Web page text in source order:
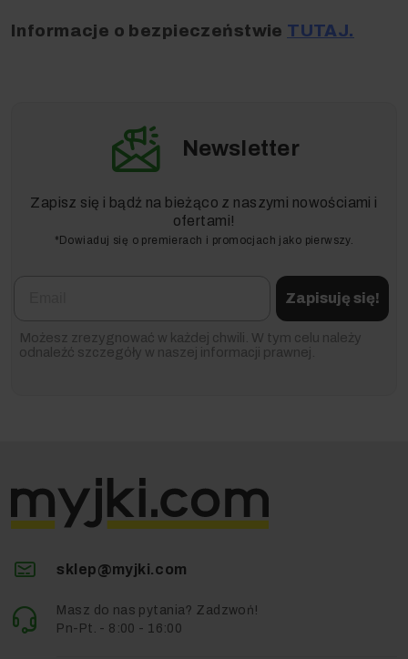
Informacje o bezpieczeństwie TUTAJ.
Newsletter
Zapisz się i bądź na bieżąco z naszymi nowościami i
ofertami!
*Dowiaduj się o premierach i promocjach jako pierwszy.
Zapisuję się!
Możesz zrezygnować w każdej chwili. W tym celu należy
odnaleźć szczegóły w naszej informacji prawnej.
sklep@myjki.com
Masz do nas pytania? Zadzwoń!
Pn-Pt. - 8:00 - 16:00